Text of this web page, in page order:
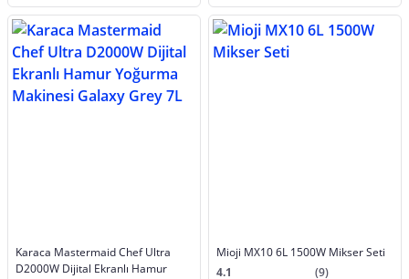
Karaca Mastermaid Chef Ultra
D2000W Dijital Ekranlı Hamur
Mioji MX10 6L 1500W Mikser Seti
4.1
(9)